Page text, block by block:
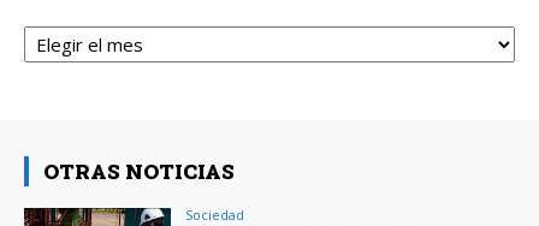
Archivos
OTRAS NOTICIAS
Sociedad